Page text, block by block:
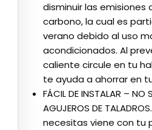
disminuir las emisiones
carbono, la cual es
verano debido al uso
acondicionados. Al
caliente circule en tu
te ayuda a ahorrar en
FÁCIL DE INSTALAR – NO
AGUJEROS DE
necesitas viene con tu